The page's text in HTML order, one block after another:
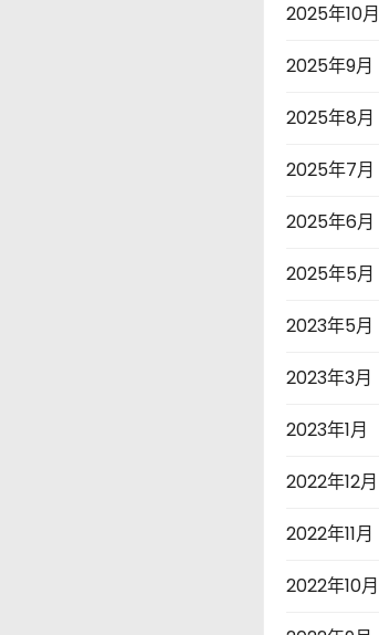
2025年10月
2025年9月
2025年8月
2025年7月
2025年6月
2025年5月
2023年5月
2023年3月
2023年1月
2022年12月
2022年11月
2022年10月